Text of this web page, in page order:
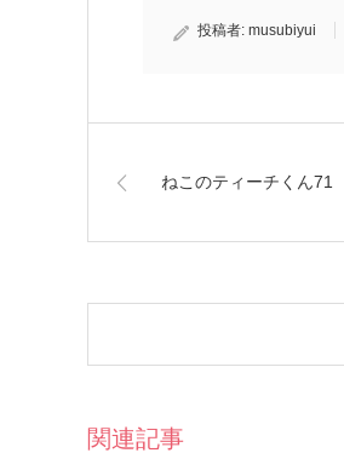
投稿者: musubiyui
ねこのティーチくん
関連記事